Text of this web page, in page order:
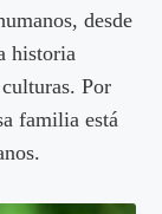
desde
historia
Por
familia está